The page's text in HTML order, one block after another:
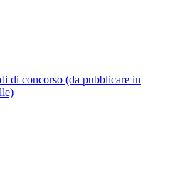
di concorso (da pubblicare in